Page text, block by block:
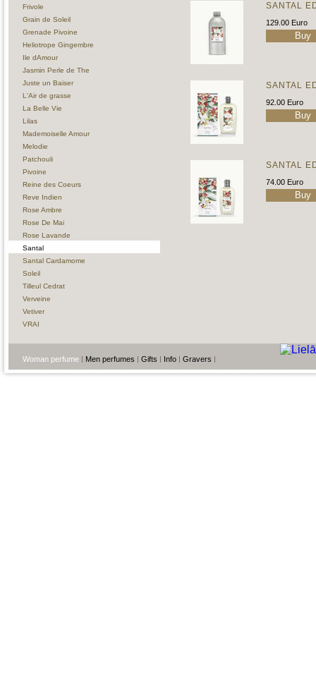
Frivole
Grain de Soleil
Grenade Pivoine
Heliotrope Gingembre
Ile dAmour
Jasmin Perle de The
Juste un Baiser
L'Air de grasse
La Belle Vie
Lilas
Mademoiselle Amour
Melodie
Patchouli
Pivoine
Reine des Coeurs
Reve Indien
Rose Ambre
Rose De Mai
Rose Lavande
Santal
Santal Cardamome
Soleil
Tilleul Cedrat
Verveine
Vetiver
VRAI
SANTAL
129.00 Euro
SANTAL
92.00 Euro
SANTAL
74.00 Euro
Woman perfume Men perfumes Gifts Info Gravers